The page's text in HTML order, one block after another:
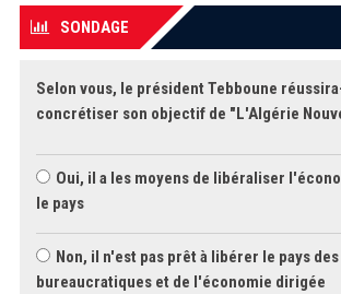
SONDAGE
Selon vous, le président Tebboune
concrétiser son objectif de "L'Algérie
Oui, il a les moyens de libéraliser
le pays
Non, il n'est pas prêt à libérer le pays
bureaucratiques et de l'économie dirigée